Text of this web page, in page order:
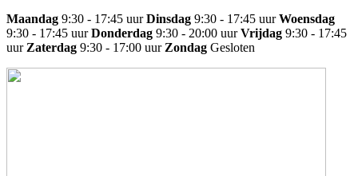
Maandag 9:30 - 17:45 uur Dinsdag 9:30 - 17:45 uur Woensdag
9:30 - 17:45 uur Donderdag 9:30 - 20:00 uur Vrijdag 9:30 - 17:45
uur Zaterdag 9:30 - 17:00 uur Zondag Gesloten